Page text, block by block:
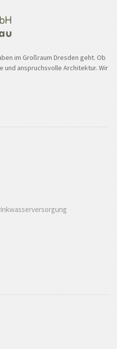
im Großraum Dresden geht. Ob
und anspruchsvolle Architektur. Wir